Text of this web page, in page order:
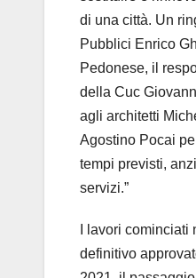
di una città. Un
Pubblici Enrico
Pedonese, il
della Cuc
agli architetti
Agostino Pocai
tempi previsti,
servizi.”
I lavori
definitivo